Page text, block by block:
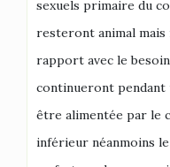
sexuels primaire du
resteront animal
rapport avec le
continueront pendant
être alimentée par le
inférieur néanmoins